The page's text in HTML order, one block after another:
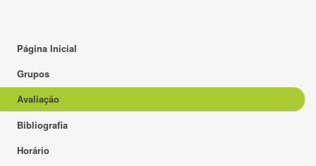
Página Inicial
Grupos
Avaliação
Bibliografia
Horário